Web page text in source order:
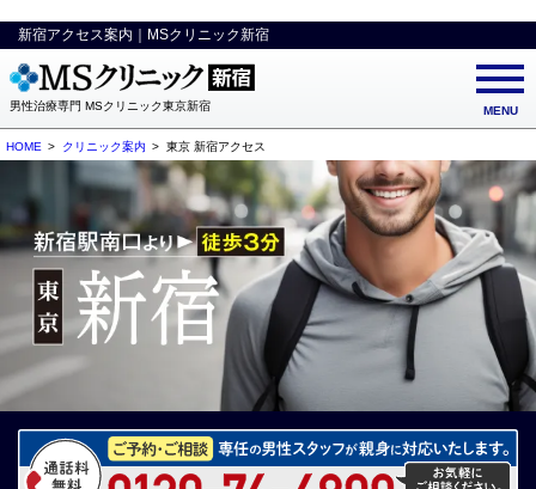
新宿アクセス案内｜MSクリニック新宿
MENU
男性治療専門 MSクリニック東京新宿
HOME クリニック案内 東京 新宿アクセス